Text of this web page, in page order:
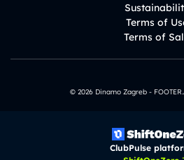
Terms of
Terms of
© 2026 Dinamo Zagreb -
ClubPulse